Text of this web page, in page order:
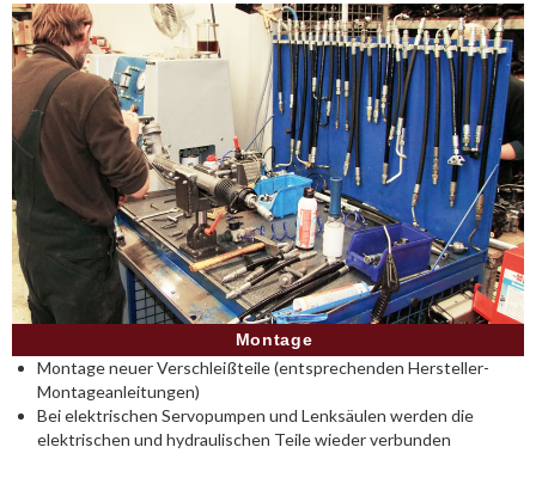
Montage
Montage neuer Verschleißteile (entsprechenden Hersteller-
Montageanleitungen)
Bei elektrischen Servopumpen und Lenksäulen werden die
elektrischen und hydraulischen Teile wieder verbunden